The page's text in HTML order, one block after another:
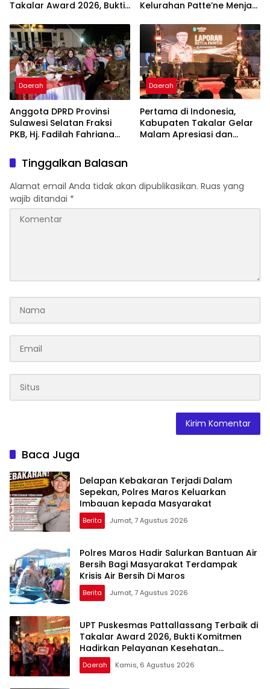
Takalar Award 2026, Bukti
Pelayanan Kesehatan
Berkualitas
Kelurahan Patte’ne Menjadi
2026
Daerah
Anggota DPRD Provinsi
Sulawesi Selatan Fraksi
PKB, Hj. Fadilah Fahriana
Takalar Menyalakan
Lentera Pengabdian
Melalui Malam Apresiasi
dan Inovasi Award 2026
Daerah
Pertama di Indonesia,
Kabupaten Takalar Gelar
Malam Apresiasi dan
Berprestasi
Tinggalkan Balasan
Alamat email Anda tidak akan dipublikasikan. Ruas yang
wajib ditandai *
Baca Juga
Delapan Kebakaran Terjadi Dalam
Sepekan, Polres Maros Keluarkan
Imbauan kepada Masyarakat
Berita Jumat, 7 Agustus 2026
Polres Maros Hadir Salurkan Bantuan Air
Bersih Bagi Masyarakat Terdampak
Krisis Air Bersih Di Maros
Berita Jumat, 7 Agustus 2026
UPT Puskesmas Pattallassang Terbaik di
Takalar Award 2026, Bukti Komitmen
Hadirkan Pelayanan Kesehatan
Berkualitas
Daerah Kamis, 6 Agustus 2026